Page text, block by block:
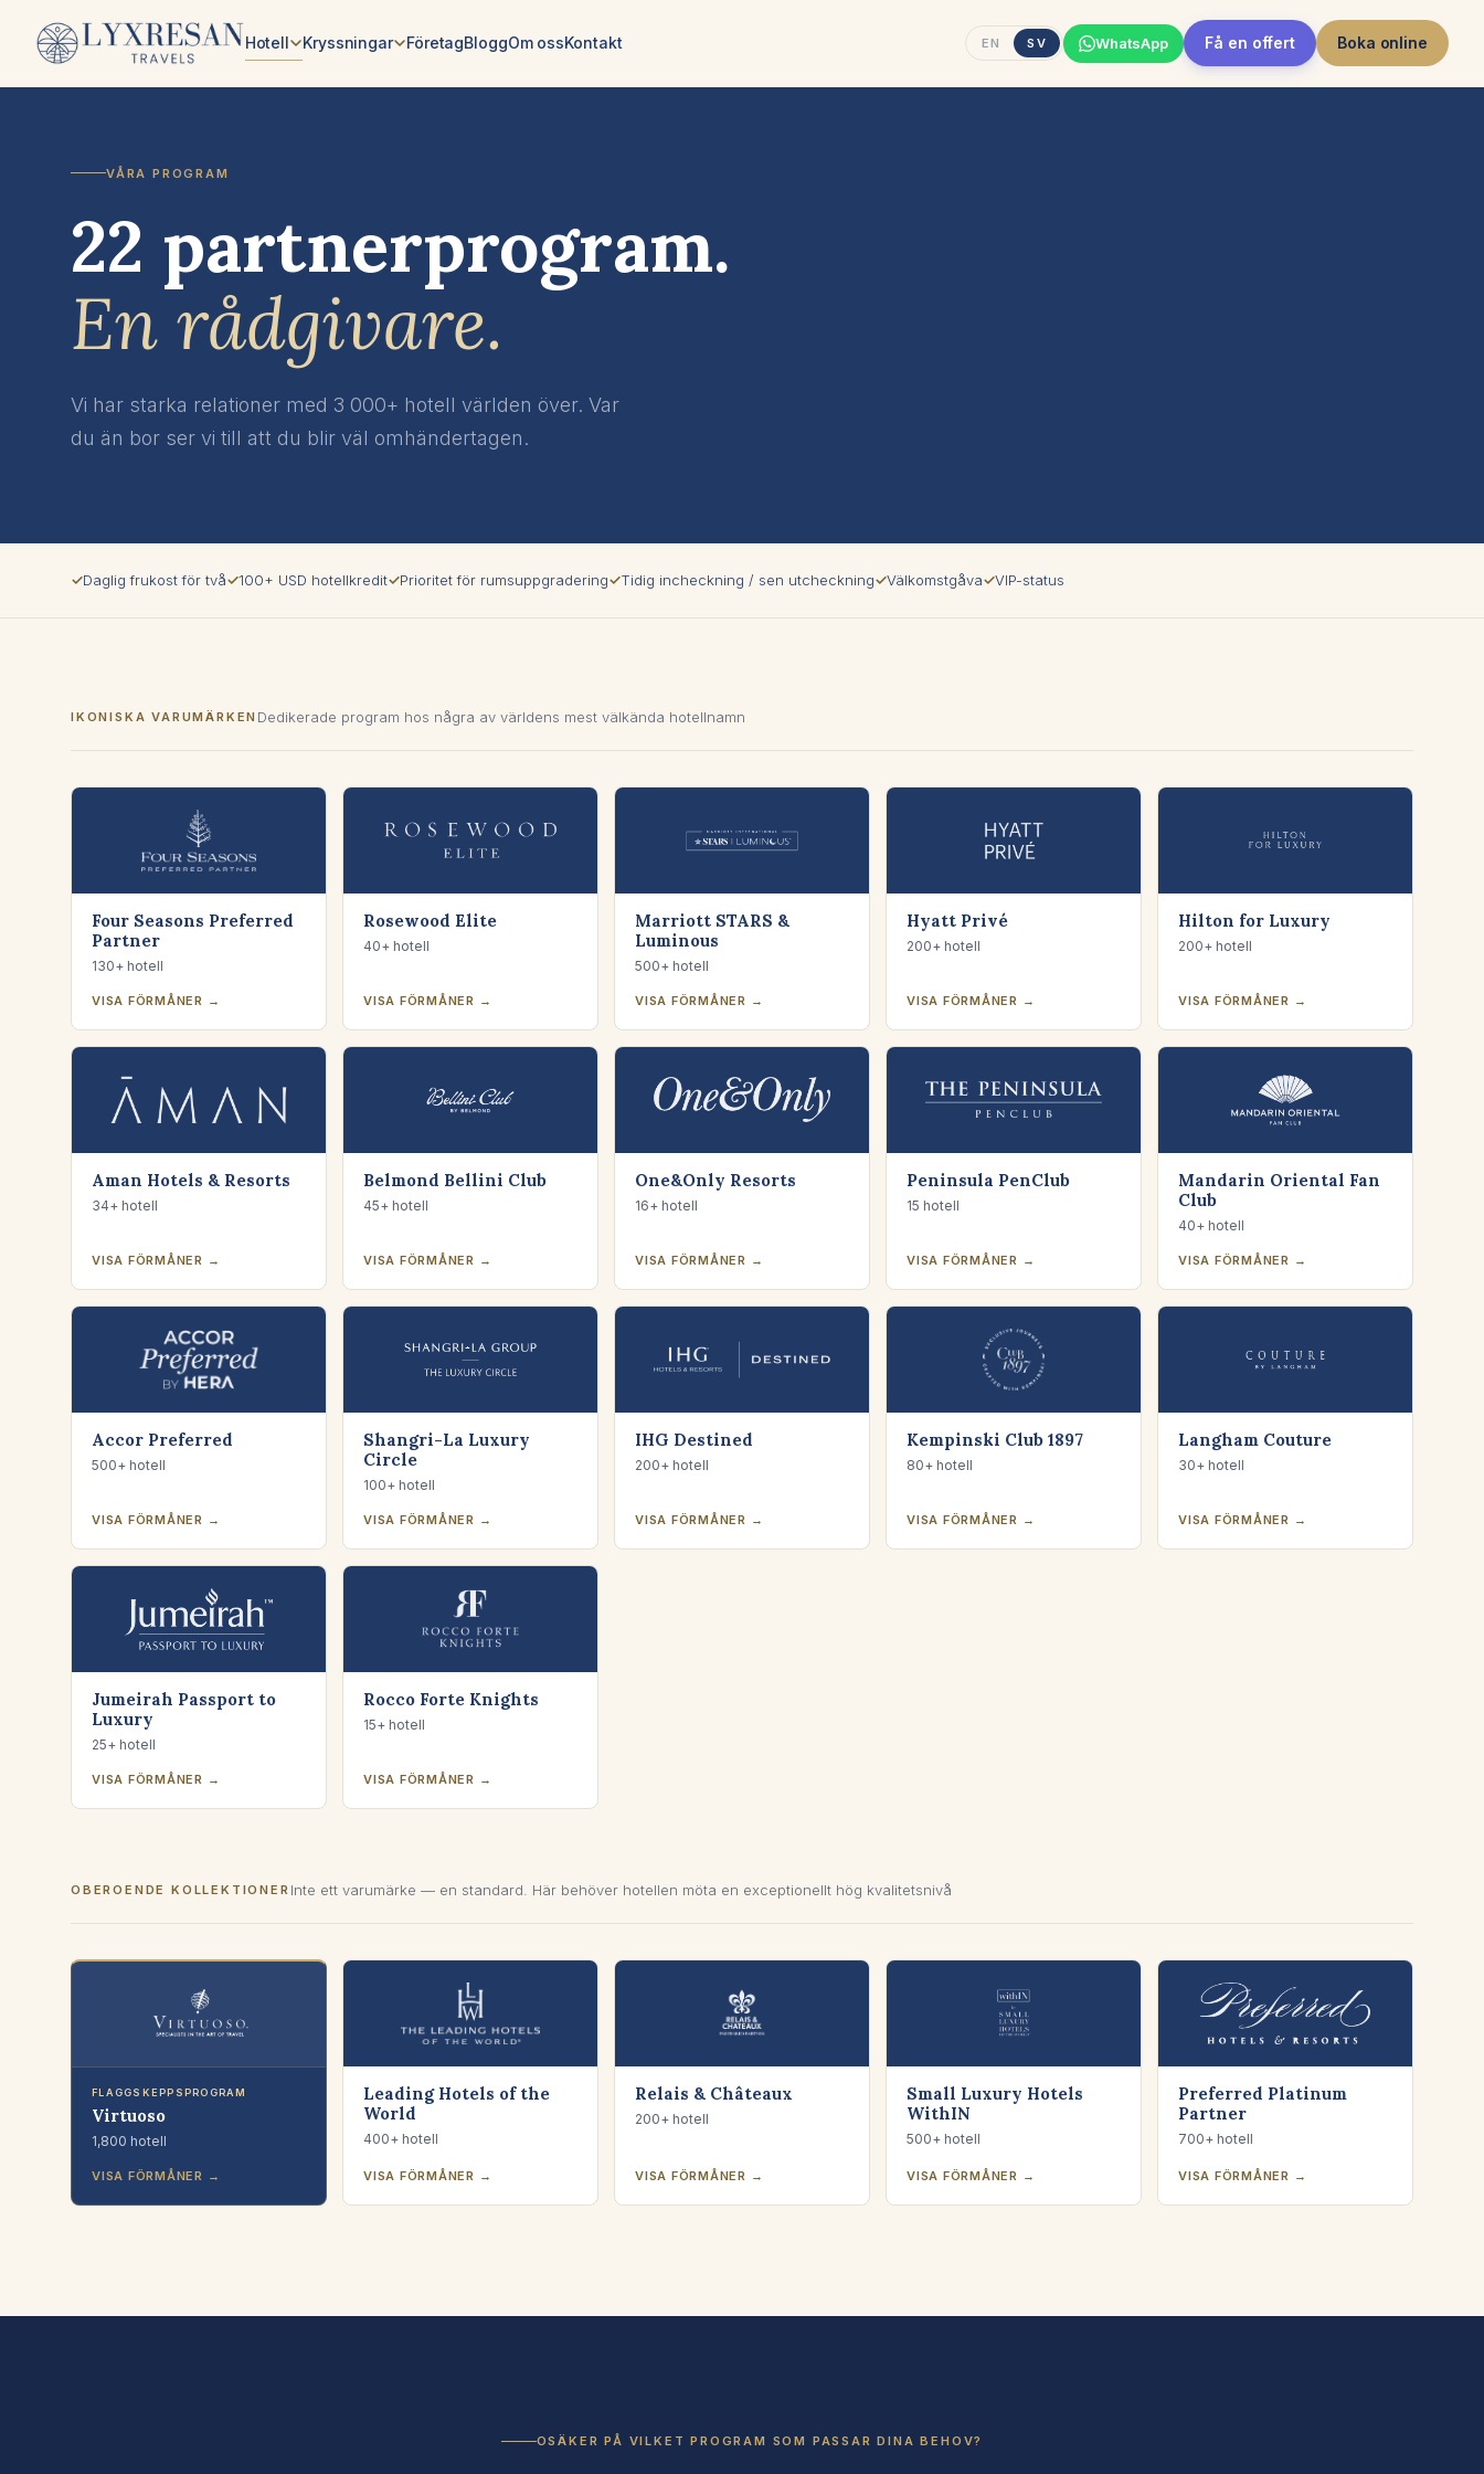
Hotell Kryssningar FöretagBloggOm ossKontakt EN SV WhatsApp Få en offert Boka online
VÅRA PROGRAM
22 partnerprogram.
En rådgivare.
Vi har starka relationer med 3 000+ hotell världen över. Var
du än bor ser vi till att du blir väl omhändertagen.
✓Daglig frukost för två✓100+ USD hotellkredit✓Prioritet för rumsuppgradering✓Tidig incheckning / sen utcheckning✓Välkomstgåva✓VIP-status
IKONISKA VARUMÄRKEN Dedikerade program hos några av världens mest välkända hotellnamn
Four Seasons Preferred
Partner
130+ hotell
VISA FÖRMÅNER →
Rosewood Elite
40+ hotell
VISA FÖRMÅNER →
Marriott STARS &
Luminous
500+ hotell
VISA FÖRMÅNER →
Hyatt Privé
200+ hotell
VISA FÖRMÅNER →
Hilton for Luxury
200+ hotell
VISA FÖRMÅNER →
Aman Hotels & Resorts
34+ hotell
VISA FÖRMÅNER →
Belmond Bellini Club
45+ hotell
VISA FÖRMÅNER →
One&Only Resorts
16+ hotell
VISA FÖRMÅNER →
Peninsula PenClub
15 hotell
VISA FÖRMÅNER →
Mandarin Oriental Fan
Club
40+ hotell
VISA FÖRMÅNER →
Accor Preferred
500+ hotell
VISA FÖRMÅNER →
Shangri-La Luxury
Circle
100+ hotell
VISA FÖRMÅNER →
IHG Destined
200+ hotell
VISA FÖRMÅNER →
Kempinski Club 1897
80+ hotell
VISA FÖRMÅNER →
Langham Couture
30+ hotell
VISA FÖRMÅNER →
Jumeirah Passport to
Luxury
25+ hotell
VISA FÖRMÅNER →
Rocco Forte Knights
15+ hotell
VISA FÖRMÅNER →
OBEROENDE KOLLEKTIONER Inte ett varumärke — en standard. Här behöver hotellen möta en exceptionellt hög kvalitetsnivå
FLAGGSKEPPSPROGRAM
Virtuoso
1,800 hotell
VISA FÖRMÅNER →
Leading Hotels of the
World
400+ hotell
VISA FÖRMÅNER →
Relais & Châteaux
200+ hotell
VISA FÖRMÅNER →
Small Luxury Hotels
WithIN
500+ hotell
VISA FÖRMÅNER →
Preferred Platinum
Partner
700+ hotell
VISA FÖRMÅNER →
OSÄKER PÅ VILKET PROGRAM SOM PASSAR DINA BEHOV?